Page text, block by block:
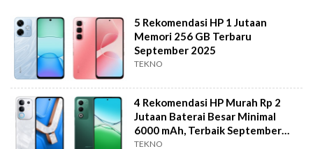
5 Rekomendasi HP 1 Jutaan
Memori 256 GB Terbaru
September 2025
TEKNO
4 Rekomendasi HP Murah Rp 2
Jutaan Baterai Besar Minimal
6000 mAh, Terbaik September
2025
TEKNO